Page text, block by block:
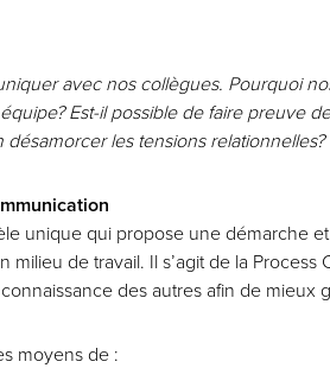
avec nos collègues. Pourquoi
Est-il possible de faire preuve
les tensions relationnelles?
unique qui propose une démarche
milieu de travail. Il s’agit de la
des autres afin de mieux
moyens de :